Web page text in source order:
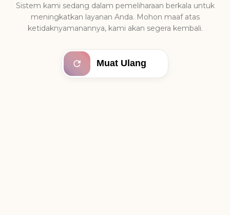
Sistem kami sedang dalam pemeliharaan berkala untuk
meningkatkan layanan Anda. Mohon maaf atas
ketidaknyamanannya, kami akan segera kembali.
Muat Ulang